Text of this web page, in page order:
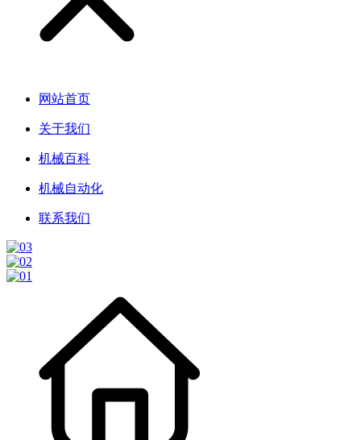
网站首页
关于我们
机械百科
机械自动化
联系我们